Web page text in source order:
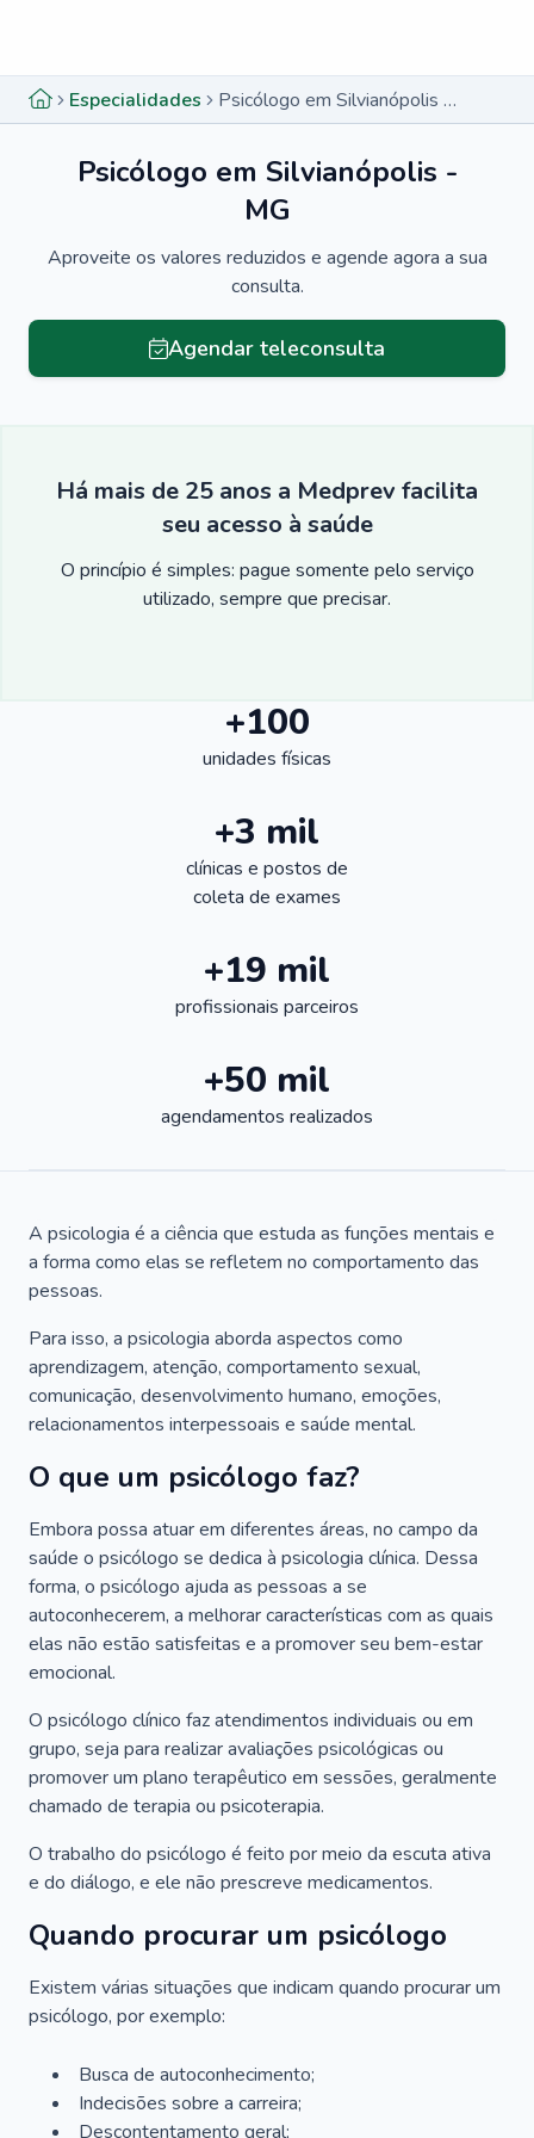
Especialidades Psicólogo em Silvianópolis - MG
Psicólogo em Silvianópolis -
MG
Aproveite os valores reduzidos e agende agora a sua
consulta.
Agendar teleconsulta
Há mais de 25 anos a Medprev facilita
seu acesso à saúde
O princípio é simples: pague somente pelo serviço
utilizado, sempre que precisar.
+100
unidades físicas
+3 mil
clínicas e postos de
coleta de exames
+19 mil
profissionais parceiros
+50 mil
agendamentos realizados
A psicologia é a ciência que estuda as funções mentais e
a forma como elas se refletem no comportamento das
pessoas.
Para isso, a psicologia aborda aspectos como
aprendizagem, atenção, comportamento sexual,
comunicação, desenvolvimento humano, emoções,
relacionamentos interpessoais e saúde mental.
O que um psicólogo faz?
Embora possa atuar em diferentes áreas, no campo da
saúde o psicólogo se dedica à psicologia clínica. Dessa
forma, o psicólogo ajuda as pessoas a se
autoconhecerem, a melhorar características com as quais
elas não estão satisfeitas e a promover seu bem-estar
emocional.
O psicólogo clínico faz atendimentos individuais ou em
grupo, seja para realizar avaliações psicológicas ou
promover um plano terapêutico em sessões, geralmente
chamado de terapia ou psicoterapia.
O trabalho do psicólogo é feito por meio da escuta ativa
e do diálogo, e ele não prescreve medicamentos.
Quando procurar um psicólogo
Existem várias situações que indicam quando procurar um
psicólogo, por exemplo:
Busca de autoconhecimento;
Indecisões sobre a carreira;
Descontentamento geral;